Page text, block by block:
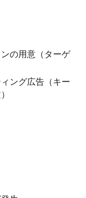
の用意（ターゲ
ング広告（キー